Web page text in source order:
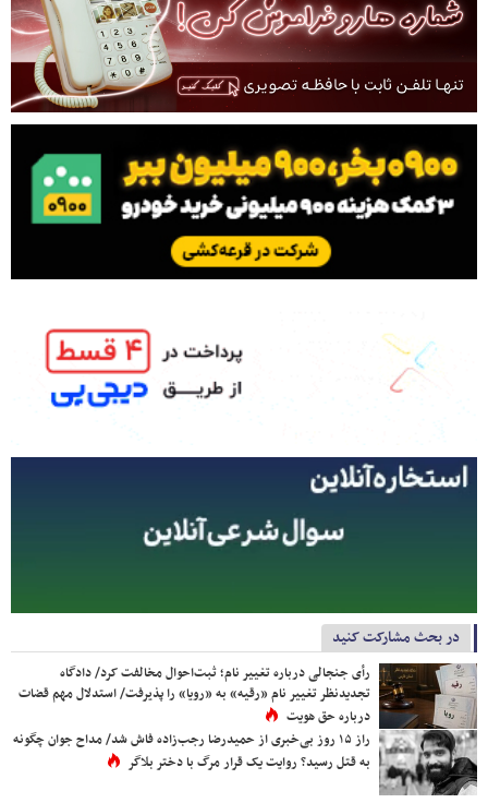
در بحث مشارکت کنید
رأی جنجالی درباره تغییر نام؛ ثبت‌احوال مخالفت کرد/ دادگاه
تجدیدنظر تغییر نام «رقیه» به «رویا» را پذیرفت/ استدلال مهم قضات
درباره حق هویت
راز ۱۵ روز بی‌خبری از حمیدرضا رجب‌زاده فاش شد/ مداح جوان چگونه
به قتل رسید؟ روایت یک قرار مرگ با دختر بلاگر